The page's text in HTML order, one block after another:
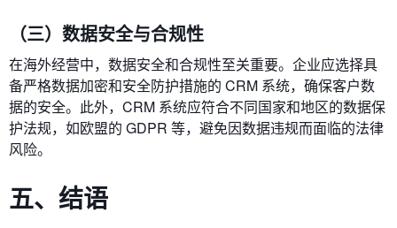
（三）数据安全与合规性
在海外经营中，数据安全和合规性至关重要。企业应选择具
备严格数据加密和安全防护措施的 CRM 系统，确保客户数
据的安全。此外，CRM 系统应符合不同国家和地区的数据保
护法规，如欧盟的 GDPR 等，避免因数据违规而面临的法律
风险。
五、结语